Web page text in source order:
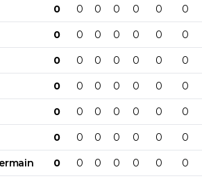
0 0 0 0 0 0 0
0 0 0 0 0 0 0
0 0 0 0 0 0 0
0 0 0 0 0 0 0
0 0 0 0 0 0 0
0 0 0 0 0 0 0
0 0 0 0 0 0 0